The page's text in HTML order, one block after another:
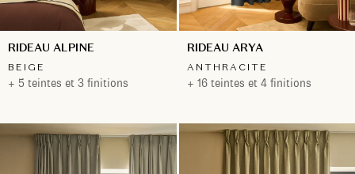
RIDEAU ALPINE
BEIGE
+ 5 teintes et 3 finitions
RIDEAU ARYA
ANTHRACITE
+ 16 teintes et 4 finitions